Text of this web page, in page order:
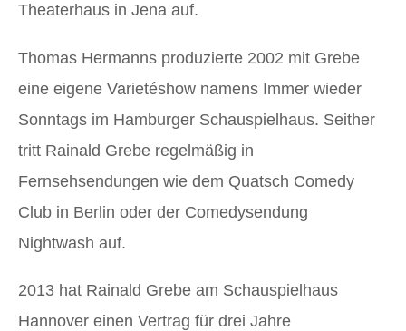
Theaterhaus in Jena auf.
Thomas Hermanns produzierte 2002 mit Grebe
eine eigene Varietéshow namens Immer wieder
Sonntags im Hamburger Schauspielhaus. Seither
tritt Rainald Grebe regelmäßig in
Fernsehsendungen wie dem Quatsch Comedy
Club in Berlin oder der Comedysendung
Nightwash auf.
2013 hat Rainald Grebe am Schauspielhaus
Hannover einen Vertrag für drei Jahre